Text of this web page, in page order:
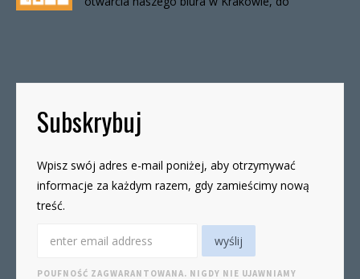
Subskrybuj
Wpisz swój adres e-mail poniżej, aby otrzymywać
informacje za każdym razem, gdy zamieścimy nową
treść.
POUFNOŚĆ ZAGWARANTOWANA. NIGDY NIE UJAWNIAMY